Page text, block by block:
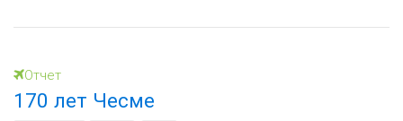
Отчет
170 лет Чесме